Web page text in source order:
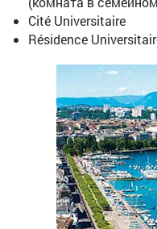
Cité Universitaire
Résidence